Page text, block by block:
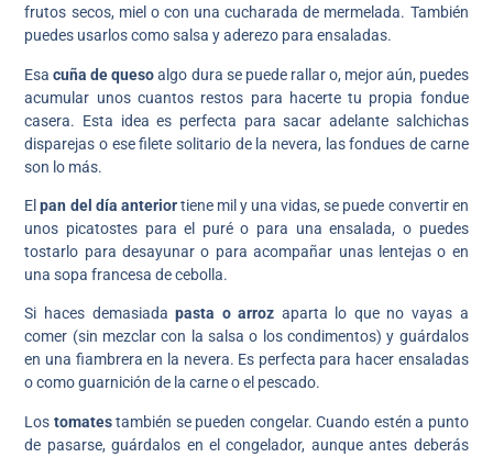
frutos secos, miel o con una cucharada de mermelada. También
puedes usarlos como salsa y aderezo para ensaladas.
Esacuña de quesoalgo dura se puede rallar o, mejor aún, puedes
acumular unos cuantos restos para hacerte tu propia fondue
casera. Esta idea es perfecta para sacar adelante salchichas
disparejas o ese filete solitario de la nevera, las fondues de carne
son lo más.
Elpan del día anteriortiene mil y una vidas, se puede convertir en
unos picatostes para el puré o para una ensalada, o puedes
tostarlo para desayunar o para acompañar unas lentejas o en
una sopa francesa de cebolla.
Si haces demasiadapasta o arroz aparta lo que no vayas a
comer (sin mezclar con la salsa o los condimentos) y guárdalos
en una fiambrera en la nevera. Es perfecta para hacer ensaladas
o como guarnición de la carne o el pescado.
Los tomatestambién se pueden congelar. Cuando estén a punto
de pasarse, guárdalos en el congelador, aunque antes deberás